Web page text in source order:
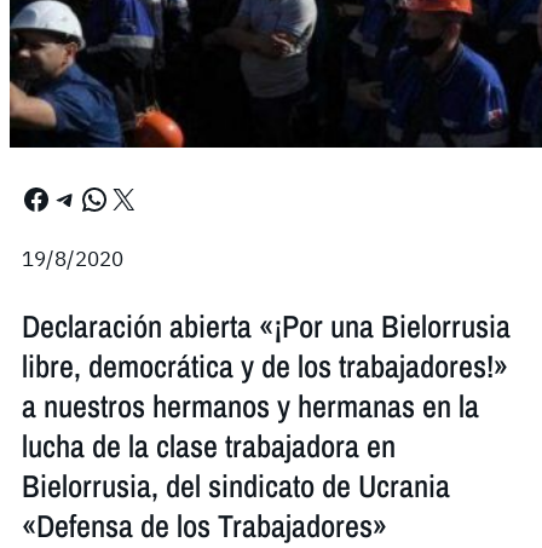
Facebook Telegram WhatsApp X
19/8/2020
Declaración abierta «¡Por una Bielorrusia
libre, democrática y de los trabajadores!»
a nuestros hermanos y hermanas en la
lucha de la clase trabajadora en
Bielorrusia, del sindicato de Ucrania
«Defensa de los Trabajadores»